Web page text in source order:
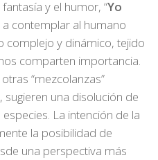
y el humor, “Yo
a contemplar al humano
complejo y dinámico, tejido
comparten importancia.
“mezcolanzas”
una disolución de
La intención de la
la posibilidad de
una perspectiva más